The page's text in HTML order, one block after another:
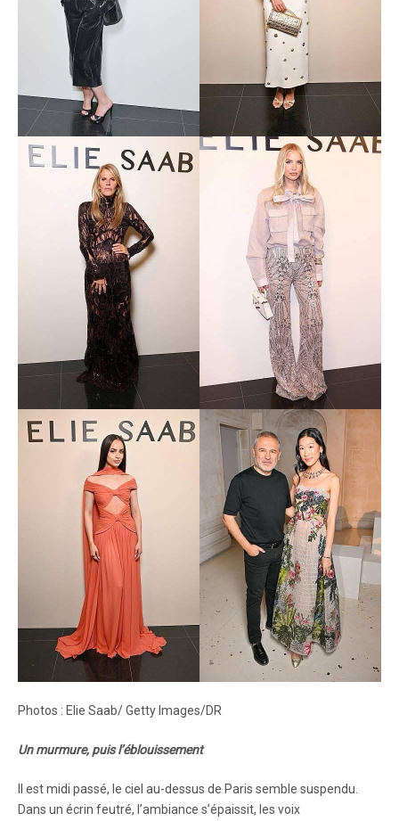
Photos : Elie Saab/ Getty Images/DR
Un murmure, puis l’éblouissement
Il est midi passé, le ciel au-dessus de Paris semble suspendu.
Dans un écrin feutré, l’ambiance s’épaissit, les voix